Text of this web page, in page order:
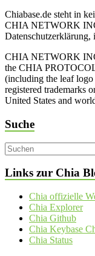
Chiabase.de steht in
CHIA NETWORK
CHIA NETWORK
the CHIA
(including the leaf
registered trademarks
United States and
Suche
Links zur Chia
Chia offizielle
Chia Explorer
Chia Github
Chia Keybase
Chia Status